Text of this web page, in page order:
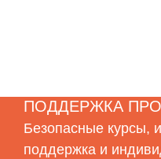
ПОДДЕРЖКА
Безопасные курсы,
поддержка и